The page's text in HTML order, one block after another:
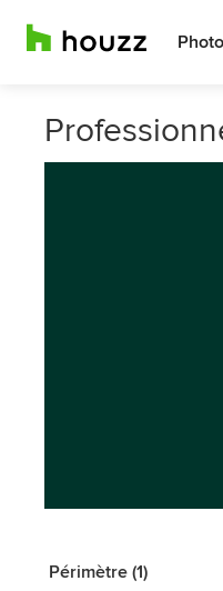
Périmètre (1)